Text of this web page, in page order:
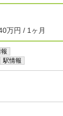
万円 / 1ヶ月
駅情報